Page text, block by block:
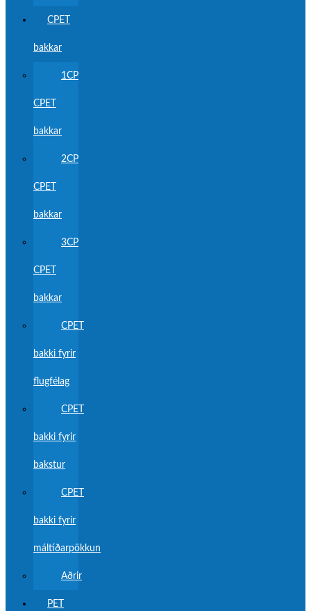
CPET
bakkar
1CP
CPET
bakkar
2CP
CPET
bakkar
3CP
CPET
bakkar
CPET
bakki fyrir
flugfélag
CPET
bakki fyrir
bakstur
CPET
bakki fyrir
máltíðarpökkun
Aðrir
PET